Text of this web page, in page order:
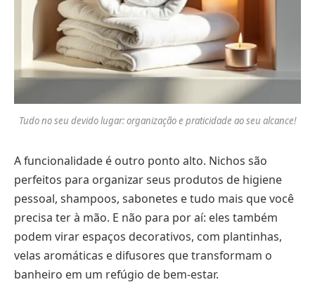
Tudo no seu devido lugar: organização e praticidade ao seu alcance!
A funcionalidade é outro ponto alto. Nichos são
perfeitos para organizar seus produtos de higiene
pessoal, shampoos, sabonetes e tudo mais que você
precisa ter à mão. E não para por aí: eles também
podem virar espaços decorativos, com plantinhas,
velas aromáticas e difusores que transformam o
banheiro em um refúgio de bem-estar.